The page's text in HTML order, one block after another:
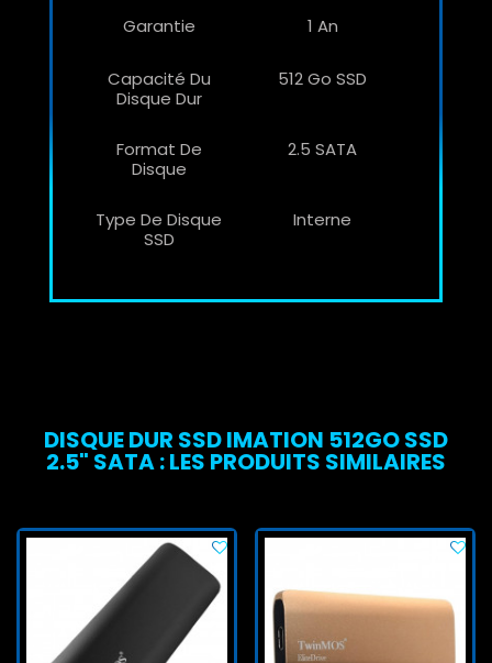
Garantie 1 An
Capacité Du
Disque Dur
512 Go SSD
Format De
Disque
2.5 SATA
Type De Disque
SSD
Interne
DISQUE DUR SSD IMATION 512GO SSD
2.5" SATA : LES PRODUITS SIMILAIRES